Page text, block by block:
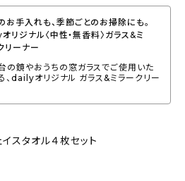
お手入れも、季節ごとのお掃除にも。
リジナル〈中性・無香料〉ガラス&ミ
リーナー
の鏡やおうちの窓ガラスでご使用いた
、dailyオリジナル ガラス&ミラークリー
スタオル４枚セット